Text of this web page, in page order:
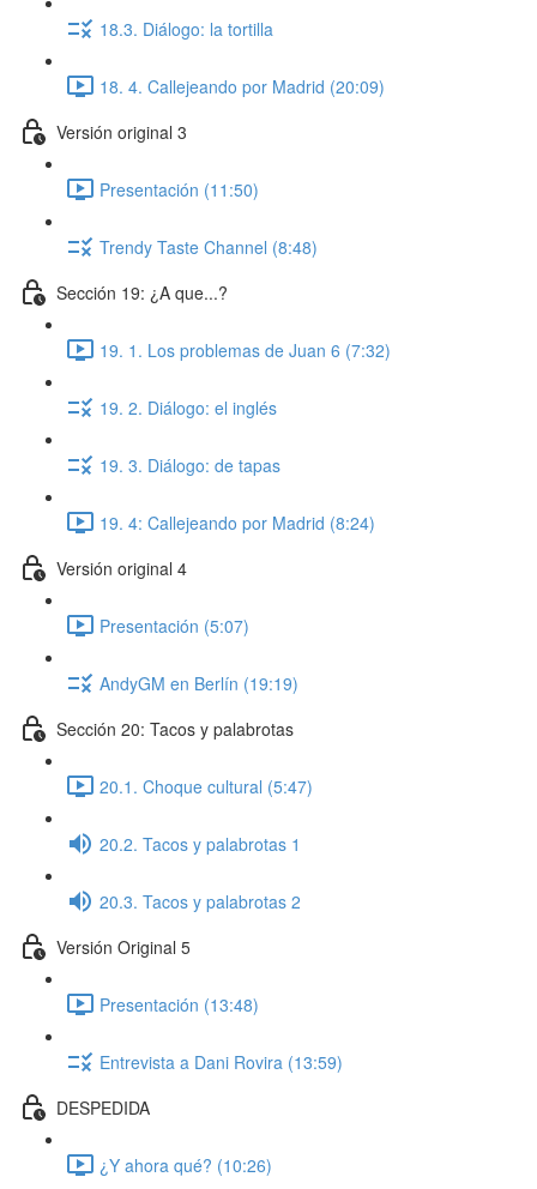
18.3. Diálogo: la tortilla
18. 4. Callejeando por Madrid (20:09)
Versión original 3
Presentación (11:50)
Trendy Taste Channel (8:48)
Sección 19: ¿A que...?
19. 1. Los problemas de Juan 6 (7:32)
19. 2. Diálogo: el inglés
19. 3. Diálogo: de tapas
19. 4: Callejeando por Madrid (8:24)
Versión original 4
Presentación (5:07)
AndyGM en Berlín (19:19)
Sección 20: Tacos y palabrotas
20.1. Choque cultural (5:47)
20.2. Tacos y palabrotas 1
20.3. Tacos y palabrotas 2
Versión Original 5
Presentación (13:48)
Entrevista a Dani Rovira (13:59)
DESPEDIDA
¿Y ahora qué? (10:26)